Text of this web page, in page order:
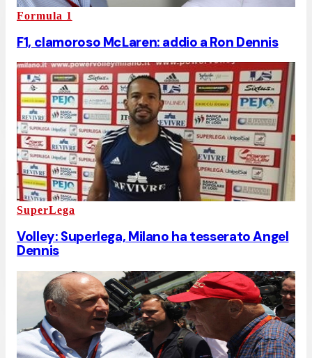
Formula 1
F1, clamoroso McLaren: addio a Ron Dennis
SuperLega
Volley: Superlega, Milano ha tesserato Angel
Dennis